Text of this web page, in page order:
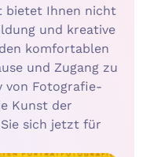
bietet Ihnen nicht
und kreative
komfortablen
und Zugang zu
von Fotografie-
Kunst der
sich jetzt für